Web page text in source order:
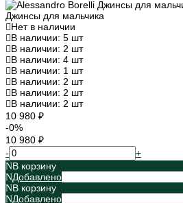
Джинсы для мальчика
Нет в наличии
В наличии: 5 шт
В наличии: 2 шт
В наличии: 4 шт
В наличии: 1 шт
В наличии: 2 шт
В наличии: 2 шт
В наличии: 2 шт
10 980 ₽
-0%
10 980 ₽
-
+
В корзину
Добавлено
В корзину
Добавлено